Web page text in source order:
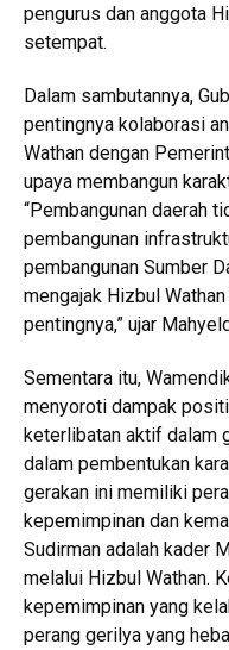
pengurus dan anggota
setempat.
Dalam sambutannya,
pentingnya kolaborasi
Wathan dengan
upaya membangun
“Pembangunan daerah
pembangunan
pembangunan Sumber
mengajak Hizbul
pentingnya,” ujar
Sementara itu,
menyoroti dampak
keterlibatan aktif dalam
dalam pembentukan
gerakan ini memiliki
kepemimpinan dan
Sudirman adalah kader
melalui Hizbul Wathan.
kepemimpinan yang
perang gerilya yang